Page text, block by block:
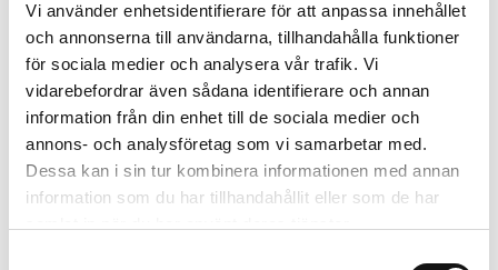
Vi använder enhetsidentifierare för att anpassa innehållet
och annonserna till användarna, tillhandahålla funktioner
för sociala medier och analysera vår trafik. Vi
vidarebefordrar även sådana identifierare och annan
information från din enhet till de sociala medier och
annons- och analysföretag som vi samarbetar med.
Dessa kan i sin tur kombinera informationen med annan
information som du har tillhandahållit eller som de har
Inkl. moms: 619 kr
Lägg i varukorgen
Trygg betalning
Ekologiskt utbud
Valbara fraktmetoder